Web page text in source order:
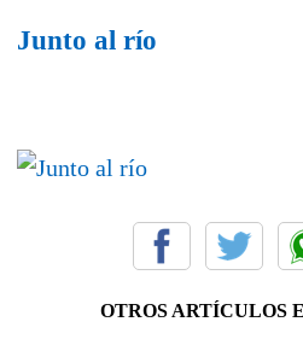
Junto al río
OTROS ARTÍCULOS